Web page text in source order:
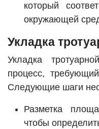
который
окружающей
Укладка
Укладка
процесс,
Следующие шаги
Разметка
чтобы